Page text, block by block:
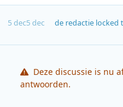
5 dec5 dec de redactielocked
Deze discussie is nu
antwoorden.